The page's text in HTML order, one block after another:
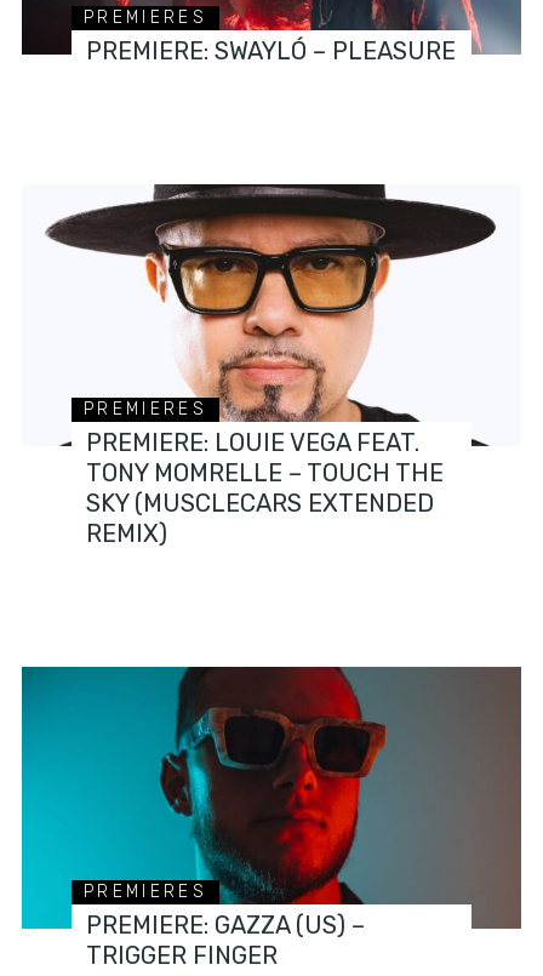
PREMIERES
PREMIERE: SWAYLÓ – PLEASURE
PREMIERES
PREMIERE: LOUIE VEGA FEAT.
TONY MOMRELLE – TOUCH THE
SKY (MUSCLECARS EXTENDED
REMIX)
PREMIERES
PREMIERE: GAZZA (US) –
TRIGGER FINGER